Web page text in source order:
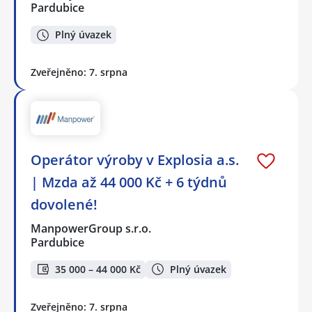
Pardubice
Plný úvazek
Zveřejněno: 7. srpna
Operátor výroby v Explosia a.s.
| Mzda až 44 000 Kč + 6 týdnů
dovolené!
ManpowerGroup s.r.o.
Pardubice
35 000 – 44 000 Kč Plný úvazek
Zveřejněno: 7. srpna